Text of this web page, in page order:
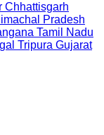
Chhattisgarh
Pradesh
Tamil Nadu
Tripura Gujarat